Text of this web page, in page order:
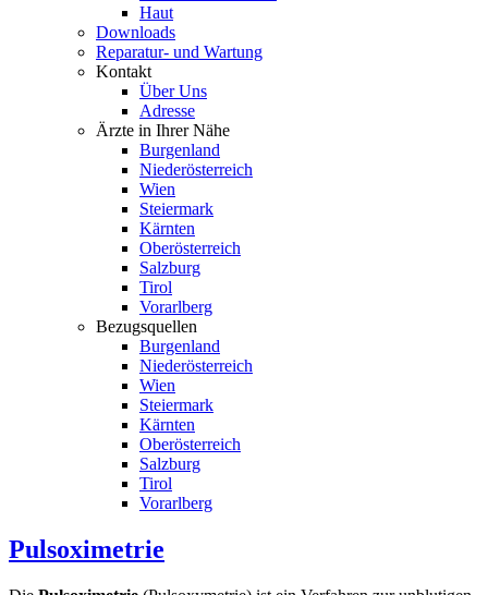
Haut
Downloads
Reparatur- und Wartung
Kontakt
Über Uns
Adresse
Ärzte in Ihrer Nähe
Burgenland
Niederösterreich
Wien
Steiermark
Kärnten
Oberösterreich
Salzburg
Tirol
Vorarlberg
Bezugsquellen
Burgenland
Niederösterreich
Wien
Steiermark
Kärnten
Oberösterreich
Salzburg
Tirol
Vorarlberg
Pulsoximetrie